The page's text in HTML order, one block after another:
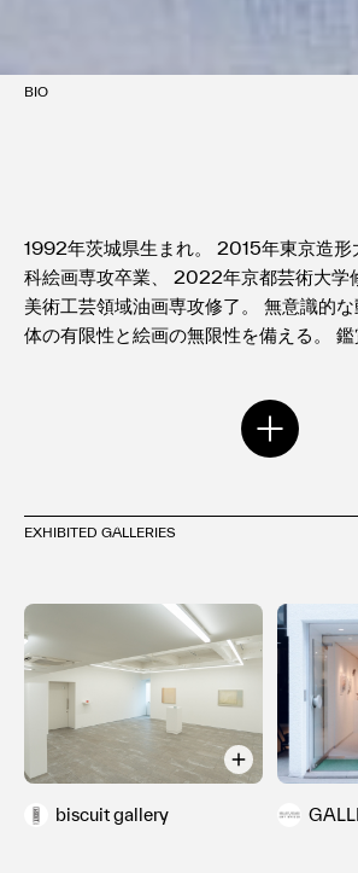
BIO
1992年茨城県生まれ。 2015年東京造形
科絵画専攻卒業、 2022年京都芸術大学
美術工芸領域油画専攻修了。 無意識的
体の有限性と絵画の無限性を備える。
2015 東京造形大学造形学部美術学科絵
2025 Refle; fraction (GALLERY
BRIDGE / 東京)
2024 ボーダー・ストローク
2024 AVOWAL (TOKYO
東京)
2022 まばたきのシノニム (biscuit
EXHIBITED GALLERIES
biscuit gallery